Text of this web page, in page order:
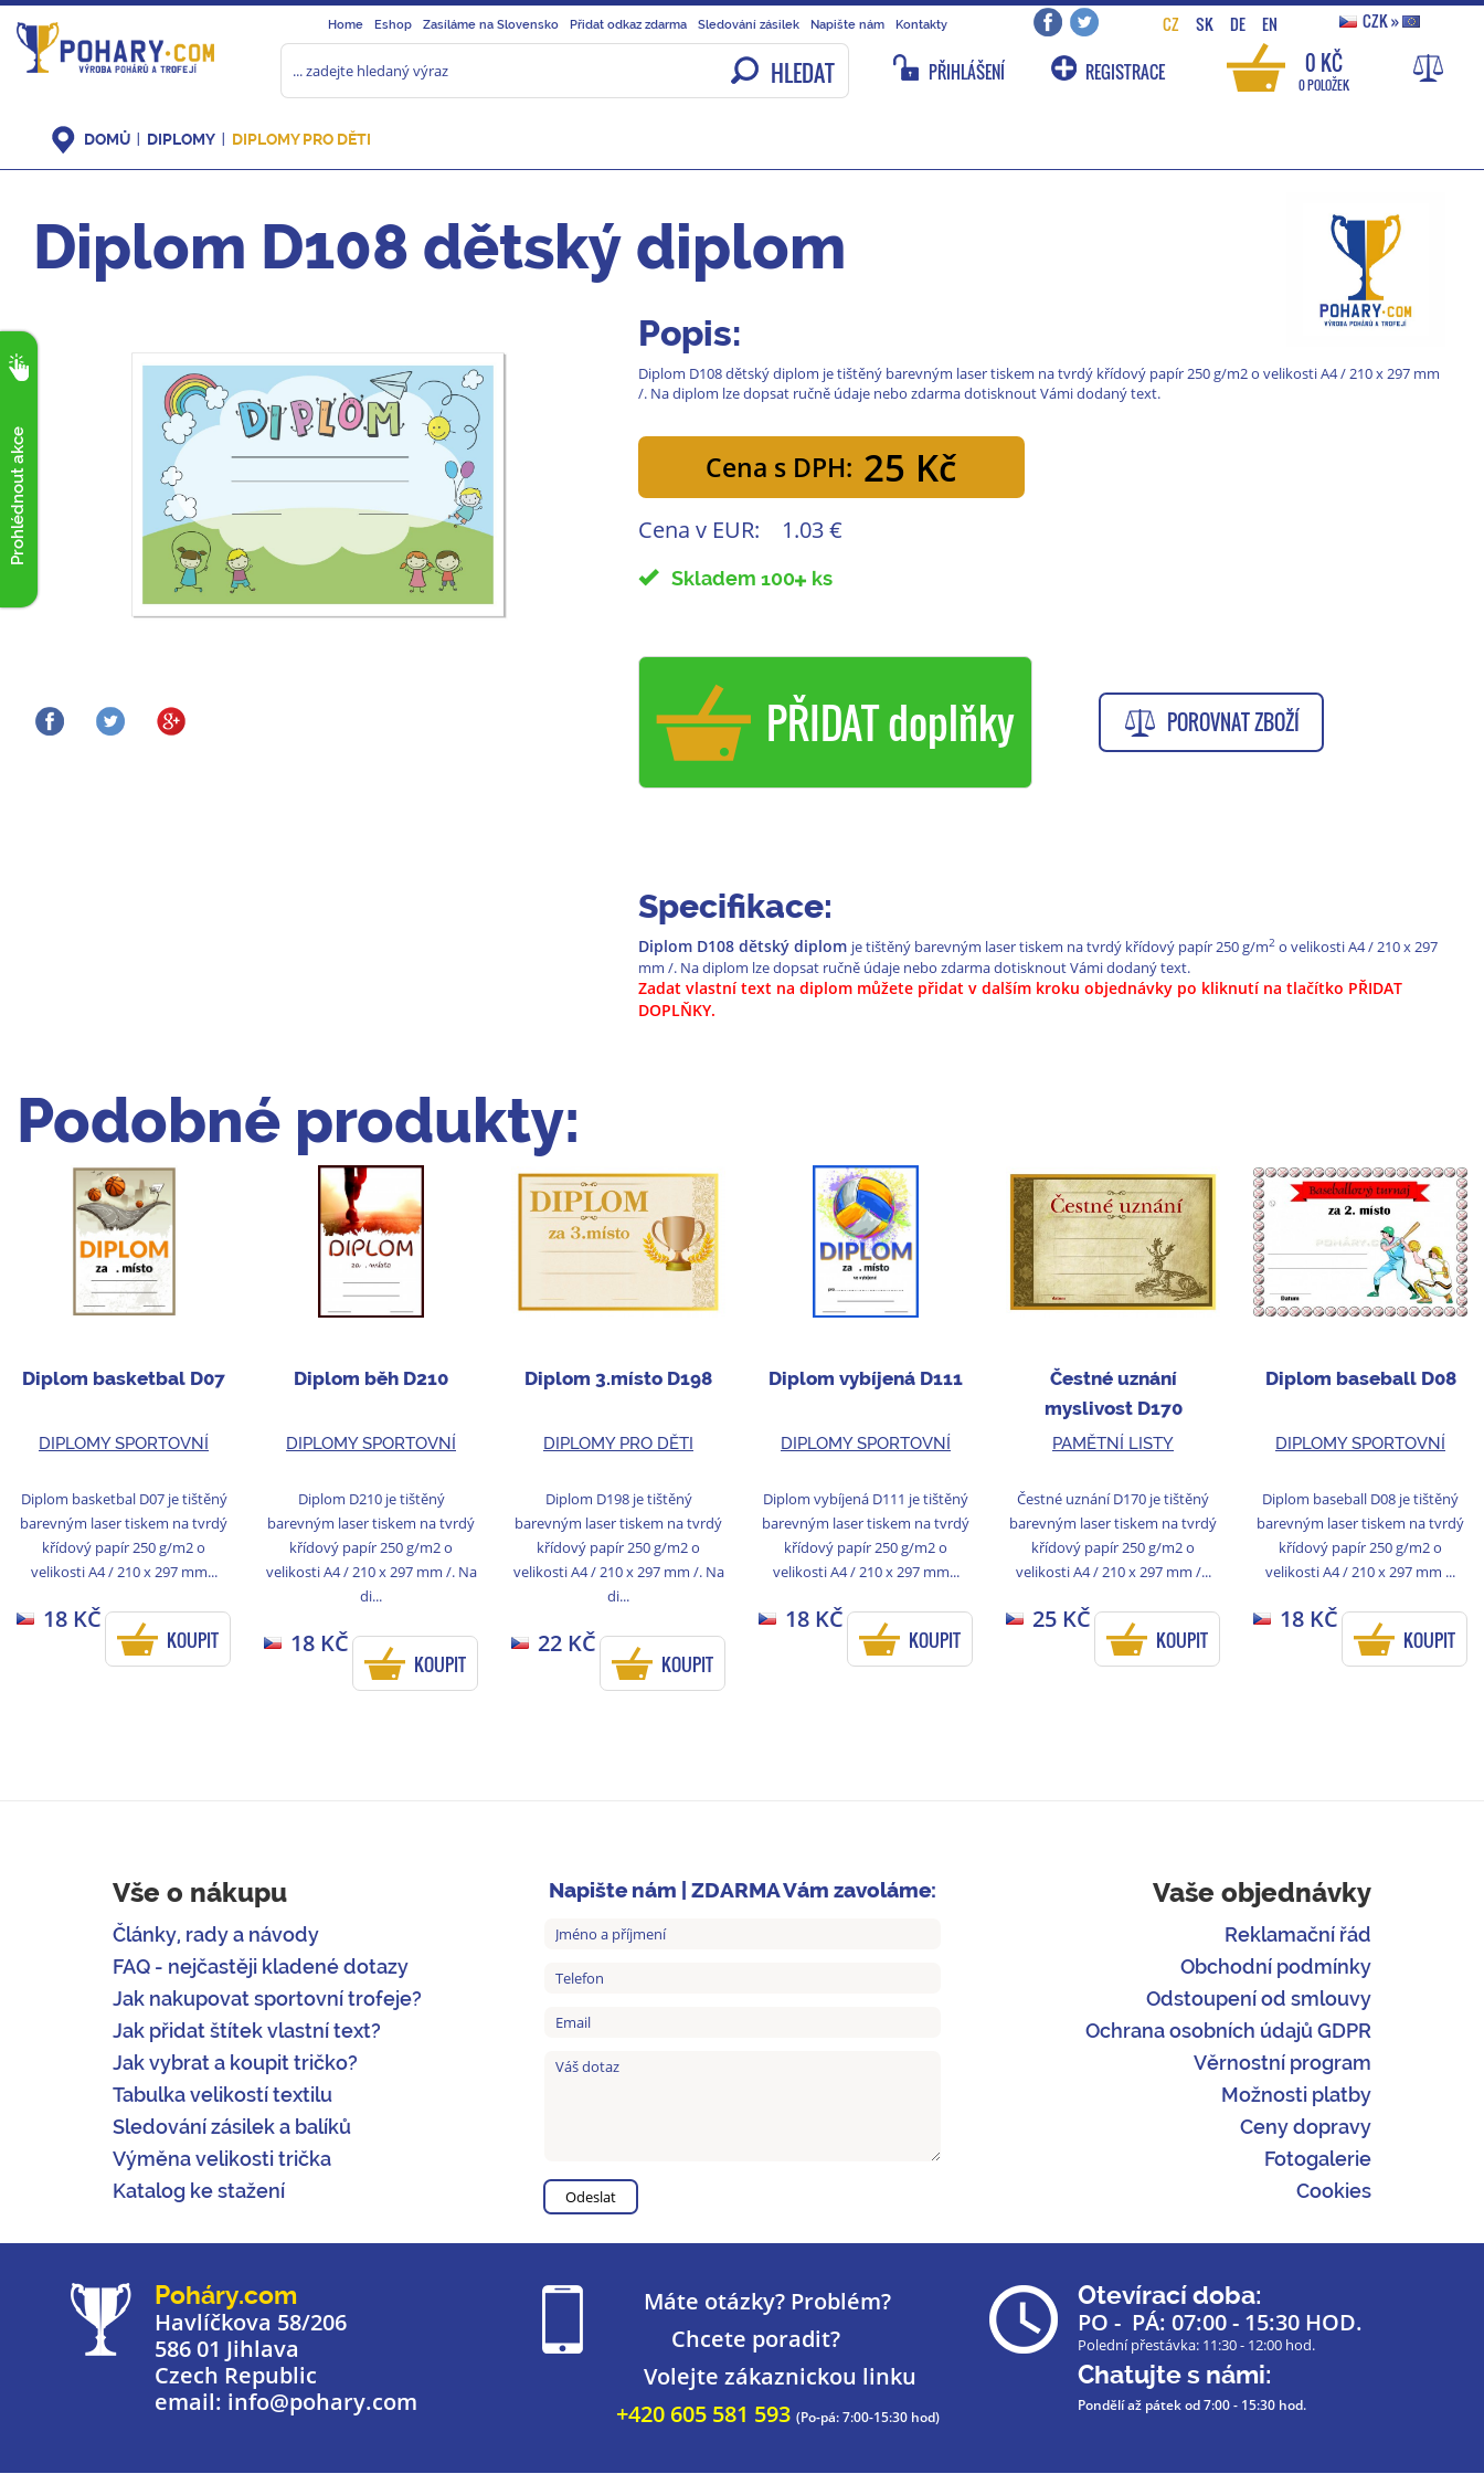
Home Eshop Zasíláme na Slovensko Přidat odkaz zdarma Sledování zásilek Napište nám Kontakty CZ SK DE EN CZK»
HLEDAT PŘIHLÁŠENÍ REGISTRACE 0 KČ
0 POLOŽEK
Prohlédnout akce
DOMŮ DIPLOMY DIPLOMY PRO DĚTI
Diplom D108 dětský diplom
Popis:
Diplom D108 dětský diplom je tištěný barevným laser tiskem na tvrdý křídový papír 250 g/m2 o velikosti A4 / 210 x 297 mm
/. Na diplom lze dopsat ručně údaje nebo zdarma dotisknout Vámi dodaný text.
Cena s DPH: 25 Kč
Cena v EUR: 1.03 €
Skladem 100 ks
PŘIDAT doplňky POROVNAT ZBOŽÍ
Specifikace:
Diplom D108 dětský diplom je tištěný barevným laser tiskem na tvrdý křídový papír 250 g/m2o velikosti A4 / 210 x 297
mm /. Na diplom lze dopsat ručně údaje nebo zdarma dotisknout Vámi dodaný text.
Zadat vlastní text na diplom můžete přidat v dalším kroku objednávky po kliknutí na tlačítko PŘIDAT
DOPLŇKY.
Podobné produkty:
Diplom basketbal D07
DIPLOMY SPORTOVNÍ
Diplom basketbal D07 je tištěný
barevným laser tiskem na tvrdý
křídový papír 250 g/m2 o
velikosti A4 / 210 x 297 mm...
18 KČ
KOUPIT
Diplom běh D210
DIPLOMY SPORTOVNÍ
Diplom D210 je tištěný
barevným laser tiskem na tvrdý
křídový papír 250 g/m2 o
velikosti A4 / 210 x 297 mm /. Na
di...
18 KČ
KOUPIT
Diplom 3.místo D198
DIPLOMY PRO DĚTI
Diplom D198 je tištěný
barevným laser tiskem na tvrdý
křídový papír 250 g/m2 o
velikosti A4 / 210 x 297 mm /. Na
di...
22 KČ
KOUPIT
Diplom vybíjená D111
DIPLOMY SPORTOVNÍ
Diplom vybíjená D111 je tištěný
barevným laser tiskem na tvrdý
křídový papír 250 g/m2 o
velikosti A4 / 210 x 297 mm...
18 KČ
KOUPIT
Čestné uznání
myslivost D170
PAMĚTNÍ LISTY
Čestné uznání D170 je tištěný
barevným laser tiskem na tvrdý
křídový papír 250 g/m2 o
velikosti A4 / 210 x 297 mm /...
25 KČ
KOUPIT
Diplom baseball D08
DIPLOMY SPORTOVNÍ
Diplom baseball D08 je tištěný
barevným laser tiskem na tvrdý
křídový papír 250 g/m2 o
velikosti A4 / 210 x 297 mm ...
18 KČ
KOUPIT
Vše o nákupu
Články, rady a návody
FAQ - nejčastěji kladené dotazy
Jak nakupovat sportovní trofeje?
Jak přidat štítek vlastní text?
Jak vybrat a koupit tričko?
Tabulka velikostí textilu
Sledování zásilek a balíků
Výměna velikosti trička
Katalog ke stažení
Napište nám | ZDARMA Vám zavoláme: Vaše objednávky
Reklamační řád
Obchodní podmínky
Odstoupení od smlouvy
Ochrana osobních údajů GDPR
Věrnostní program
Možnosti platby
Ceny dopravy
Fotogalerie
Cookies
Poháry.com
Havlíčkova 58/206
586 01 Jihlava
Czech Republic
email: info@pohary.com
Máte otázky? Problém?
Chcete poradit?
Volejte zákaznickou linku
+420 605 581 593 (Po-pá: 7:00-15:30 hod)
Otevírací doba:
PO - PÁ: 07:00 - 15:30 HOD.
Polední přestávka: 11:30 - 12:00 hod.
Chatujte s námi:
Pondělí až pátekod 7:00 - 15:30 hod.